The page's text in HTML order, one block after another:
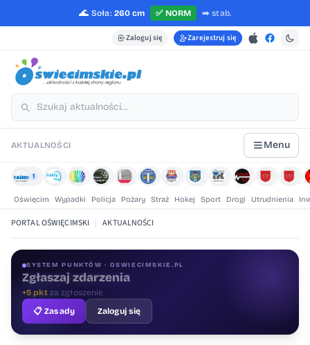
🌊 Soła: 260 cm ✅ NORM ➡️stab.
Zaloguj się Zarejestruj się
AKTUALNOŚCI Menu
1
Oświęcim Wypadki Policja Pożary Straż Hokej Sport Drogi Utrudnienia
PORTAL OŚWIĘCIMSKI | AKTUALNOŚCI
SYSTEM PUNKTÓW · OSWIECIMSKIE.PL
Oceniaj treści
+1 pktza ocenę
📋 Zasady
Zaloguj się